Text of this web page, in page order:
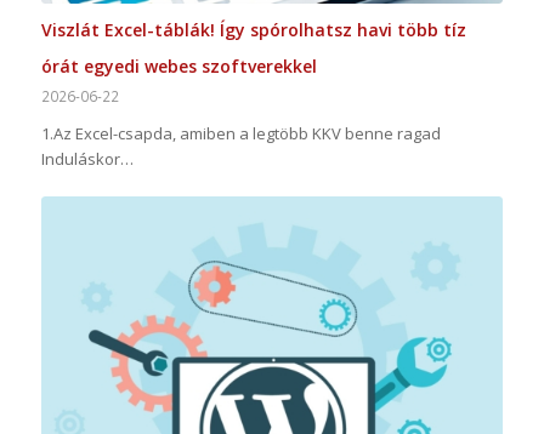
Viszlát Excel-táblák! Így spórolhatsz havi több tíz
órát egyedi webes szoftverekkel
2026-06-22
1.Az Excel-csapda, amiben a legtöbb KKV benne ragad
Induláskor…